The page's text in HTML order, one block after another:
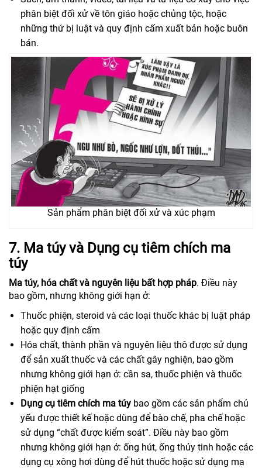
phân biệt đối xử về tôn giáo hoặc chủng tộc, hoặc
những thứ bị luật và quy định cấm xuất bản hoặc buôn
bán.
Sản phẩm phân biệt đối xử và xúc phạm
7. Ma túy và Dụng cụ tiêm chích ma
túy
Ma túy, hóa chất và nguyên liệu bất hợp pháp. Điều này
bao gồm, nhưng không giới hạn ở:
Thuốc phiện, steroid và các loại thuốc khác bị luật pháp
hoặc quy định cấm
Hóa chất, thành phần và nguyên liệu thô được sử dụng
để sản xuất thuốc và các chất gây nghiện, bao gồm
nhưng không giới hạn ở: cần sa, thuốc phiện và thuốc
phiện hạt giống
Dụng cụ tiêm chích ma túy bao gồm các sản phẩm chủ
yếu được thiết kế hoặc dùng để bào chế, pha chế hoặc
sử dụng “chất được kiểm soát”. Điều này bao gồm
nhưng không giới hạn ở: ống hút, ống thủy tinh hoặc các
dụng cụ xông hơi dùng để hút thuốc hoặc sử dụng ma